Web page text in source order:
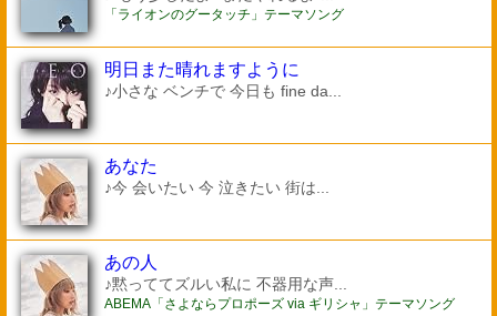
「ライオンのグータッチ」テーマソング
明日また晴れますように
♪小さな ベンチで 今日も fine da...
あなた
♪今 会いたい 今 泣きたい 街は...
あの人
♪黙っててズルい私に 不器用な声...
ABEMA「さよならプロポーズ via ギリシャ」テーマソング